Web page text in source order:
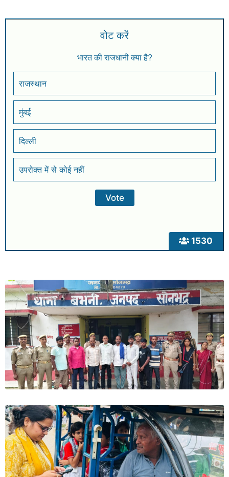
1530
वोट करें
भारत की राजधानी क्या है?
राजस्थान
मुंबई
दिल्ली
उपरोक्त में से कोई नहीं